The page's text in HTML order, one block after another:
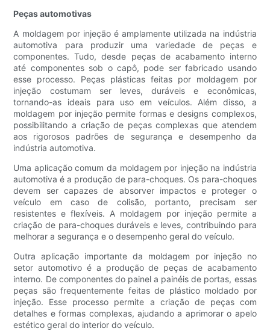
Peças automotivas
A moldagem por injeção é amplamente utilizada na indústria
automotiva para produzir uma variedade de peças e
componentes. Tudo, desde peças de acabamento interno
até componentes sob o capô, pode ser fabricado usando
esse processo. Peças plásticas feitas por moldagem por
injeção costumam ser leves, duráveis ​​e econômicas,
tornando-as ideais para uso em veículos. Além disso, a
moldagem por injeção permite formas e designs complexos,
possibilitando a criação de peças complexas que atendem
aos rigorosos padrões de segurança e desempenho da
indústria automotiva.
Uma aplicação comum da moldagem por injeção na indústria
automotiva é a produção de para-choques. Os para-choques
devem ser capazes de absorver impactos e proteger o
veículo em caso de colisão, portanto, precisam ser
resistentes e flexíveis. A moldagem por injeção permite a
criação de para-choques duráveis ​​e leves, contribuindo para
melhorar a segurança e o desempenho geral do veículo.
Outra aplicação importante da moldagem por injeção no
setor automotivo é a produção de peças de acabamento
interno. De componentes do painel a painéis de portas, essas
peças são frequentemente feitas de plástico moldado por
injeção. Esse processo permite a criação de peças com
detalhes e formas complexas, ajudando a aprimorar o apelo
estético geral do interior do veículo.